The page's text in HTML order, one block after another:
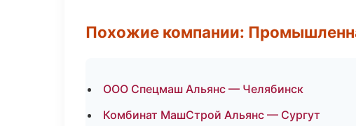
Похожие компании:
ООО Спецмаш Альянс — Челябинск
Комбинат МашСтрой Альянс — Сургут